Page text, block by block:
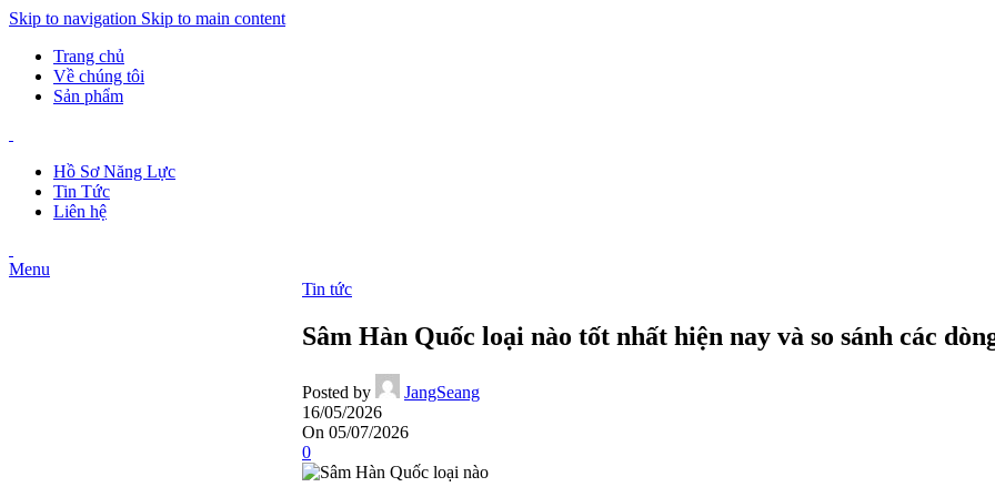
Skip to navigation Skip to main content
Trang chủ
Về chúng tôi
Sản phẩm
Hồ Sơ Năng Lực
Tin Tức
Liên hệ
Menu
Tin tức
Sâm Hàn Quốc loại nào tốt nhất hiện nay và so sánh các
Posted by
JangSeang
16/05/2026
On 05/07/2026
0